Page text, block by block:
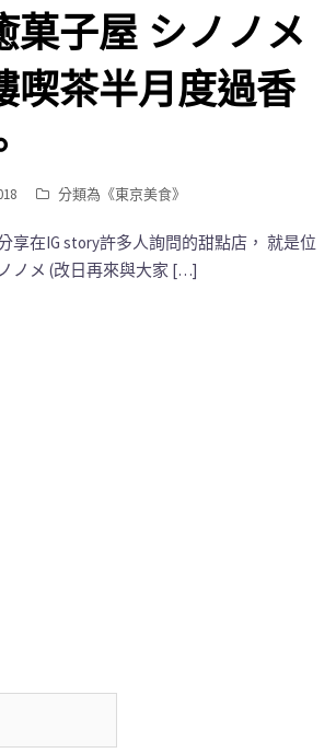
菓子屋 シノノメ
喫茶半月度過香
分類為《東京美食》
享在IG story許多人詢問的甜點店， 就是位
ノメ (改日再來與大家 […]